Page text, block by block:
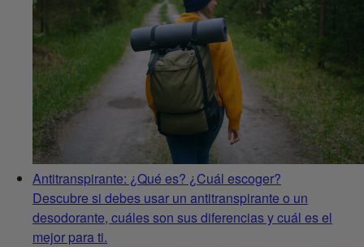
Antitranspirante: ¿Qué es? ¿Cuál escoger?
Descubre si debes usar un antitranspirante o un
desodorante, cuáles son sus diferencias y cuál es el
mejor para ti.